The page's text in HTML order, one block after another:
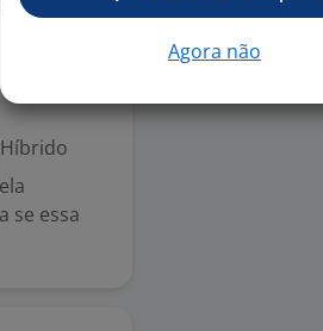
/
Híbrido
se essa
Agora não